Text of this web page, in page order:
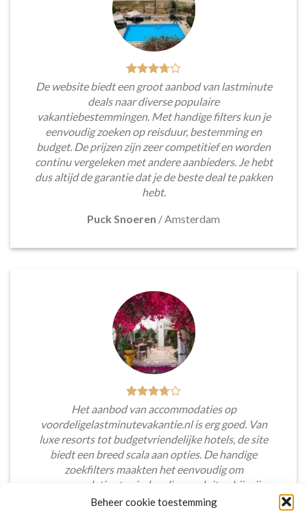
Beheer cookie toestemming
De website biedt een groot aanbod van lastminute
deals naar diverse populaire
vakantiebestemmingen. Met handige filters kun je
eenvoudig zoeken op reisduur, bestemming en
budget. De prijzen zijn zeer competitief en worden
continu vergeleken met andere aanbieders. Je hebt
dus altijd de garantie dat je de beste deal te pakken
hebt.
Puck Snoeren /Amsterdam
Het aanbod van accommodaties op
voordeligelastminutevakantie.nl is erg goed. Van
luxe resorts tot budgetvriendelijke hotels, de site
biedt een breed scala aan opties. De handige
zoekfilters maakten het eenvoudig om
accommodaties te vinden die aansluiten bij mijn
voorkeuren en budget.